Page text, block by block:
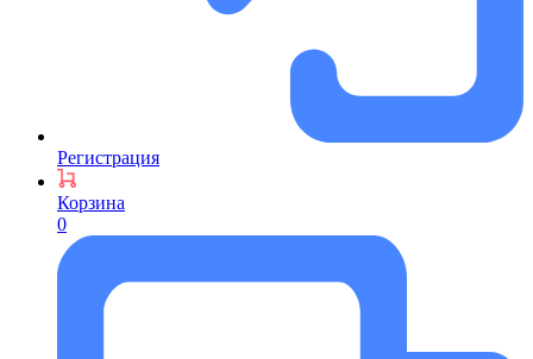
Регистрация
Корзина
0